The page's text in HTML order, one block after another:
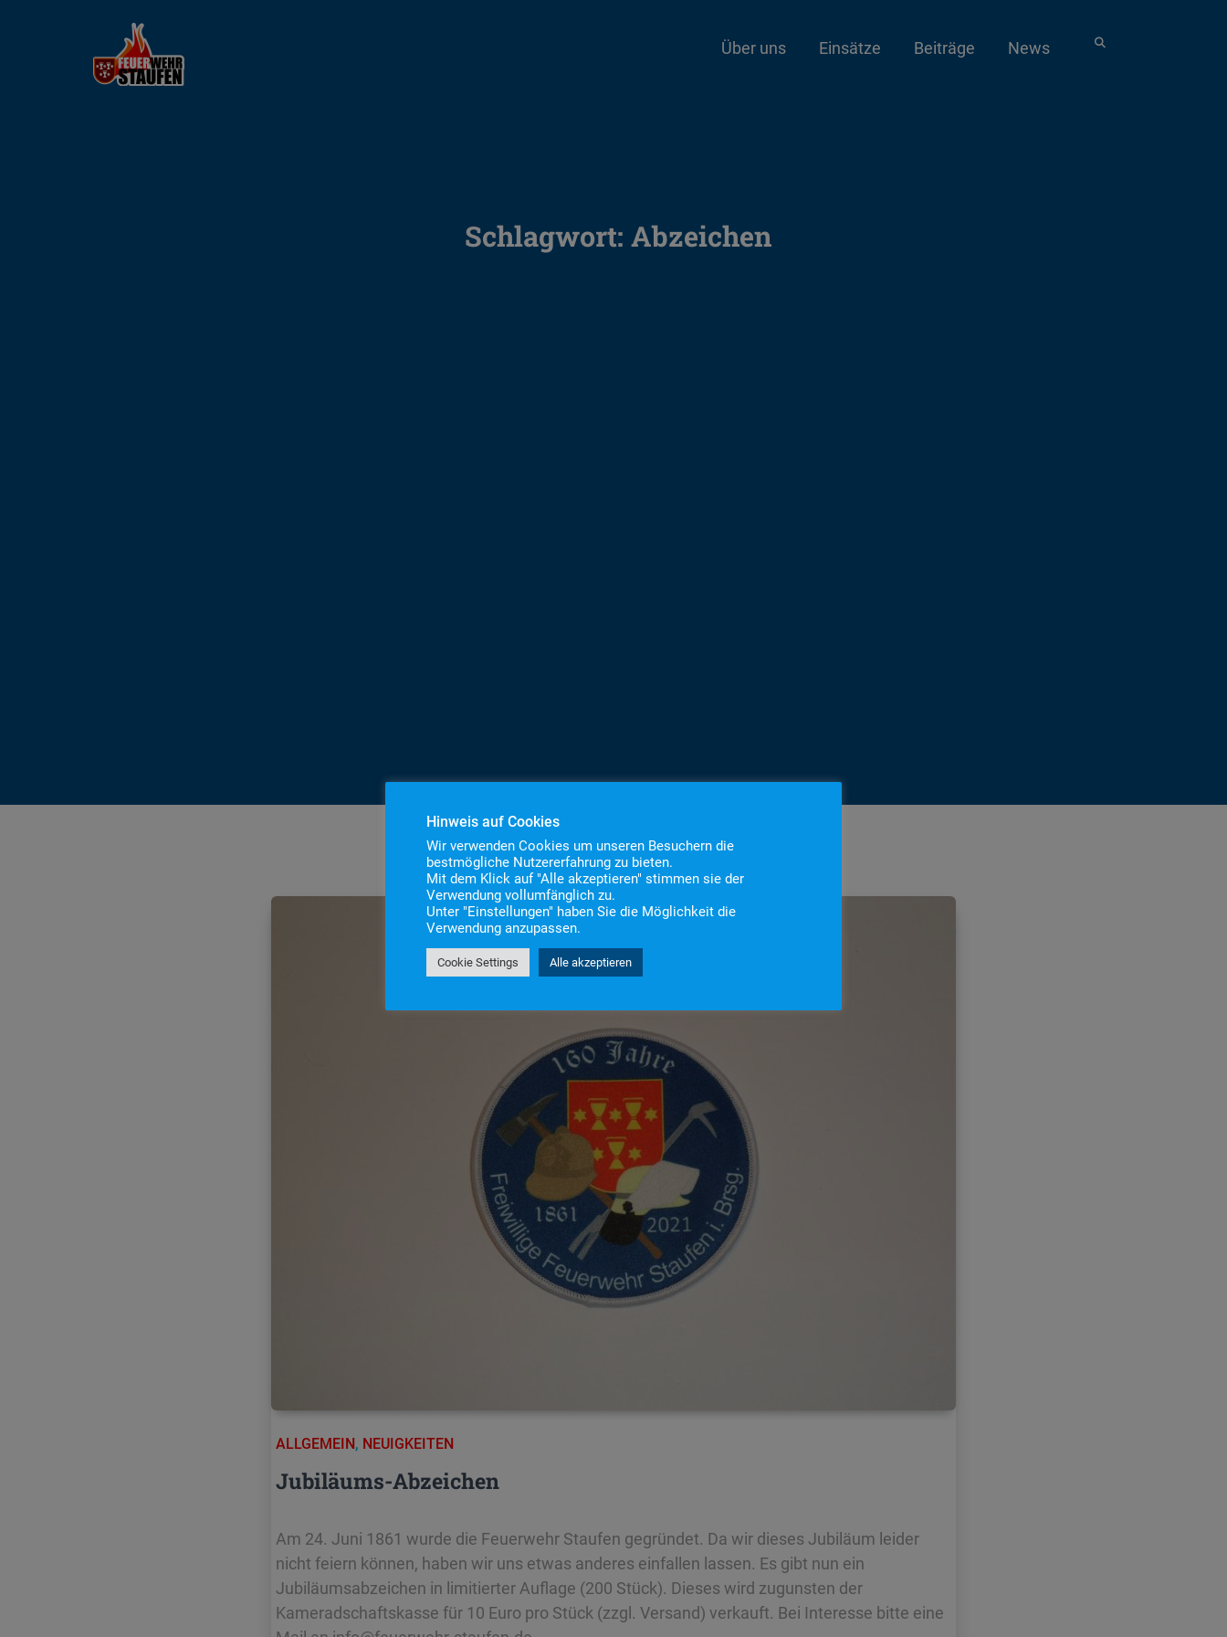
Über uns Einsätze Beiträge News
Schlagwort: Abzeichen
ALLGEMEIN, NEUIGKEITEN
Jubiläums-Abzeichen
Am 24. Juni 1861 wurde die Feuerwehr Staufen gegründet. Da wir dieses Jubiläum leider
nicht feiern können, haben wir uns etwas anderes einfallen lassen. Es gibt nun ein
Jubiläumsabzeichen in limitierter Auflage (200 Stück). Dieses wird zugunsten der
Kameradschaftskasse für 10 Euro pro Stück (zzgl. Versand) verkauft. Bei Interesse bitte eine
Hinweis auf Cookies
Wir verwenden Cookies um unseren Besuchern die
bestmögliche Nutzererfahrung zu bieten.
Mit dem Klick auf "Alle akzeptieren" stimmen sie der
Verwendung vollumfänglich zu.
Unter "Einstellungen" haben Sie die Möglichkeit die
Verwendung anzupassen.
Cookie Settings Alle akzeptieren